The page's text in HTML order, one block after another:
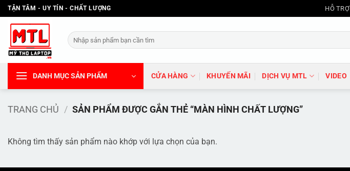
Bỏ
qua
dung
TẬN TÂM - UY TÍN - CHẤT LƯỢNG HỖ TRỢ
Tìm
kiếm:
DANH MỤC SẢN PHẨM CỬA HÀNG KHUYẾN MÃI DỊCH VỤ MTL VIDEO
TRANG CHỦ / SẢN PHẨM ĐƯỢC GẮN THẺ “MÀN HÌNH CHẤT LƯỢNG”
Không tìm thấy sản phẩm nào khớp với lựa chọn của bạn.